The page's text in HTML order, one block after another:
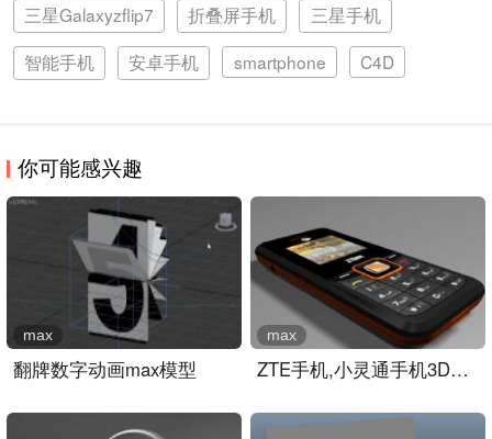
三星Galaxyzflip7 折叠屏手机
三星手机
智能手机
安卓手机 smartphone C4D
你可能感兴趣
翻牌数字动画max模型
max
ZTE手机,小灵通手机3D模型..
max